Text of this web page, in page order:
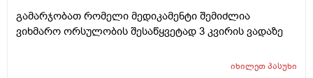
გამარჯობათ რომელი მედიკამენტი შემიძლია
ვიხმარო ორსულობის შესაწყვეტად 3 კვირის ვადაზე
იხილეთპასუხი